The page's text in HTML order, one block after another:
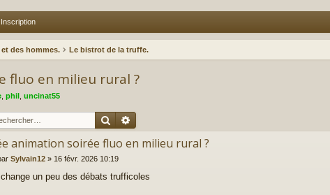
Inscription
des hommes. Le bistrot de la truffe.
fluo en milieu rural ?
phil uncinat55
Rechercher
animation soirée fluo en milieu rural ?
Sylvain12» 16 févr. 2026 10:19
un peu des débats trufficoles